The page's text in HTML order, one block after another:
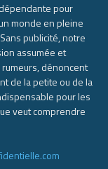
pour
monde en pleine
publicité, notre
assumée et
dénoncent
de la petite ou de la
pour les
veut comprendre